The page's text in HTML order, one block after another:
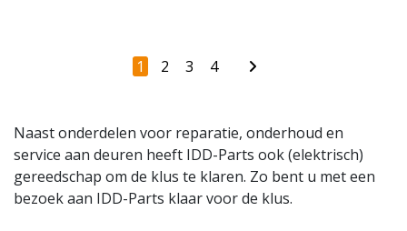
1 2 3 4
Naast onderdelen voor reparatie, onderhoud en
service aan deuren heeft IDD-Parts ook (elektrisch)
gereedschap om de klus te klaren. Zo bent u met een
bezoek aan IDD-Parts klaar voor de klus.